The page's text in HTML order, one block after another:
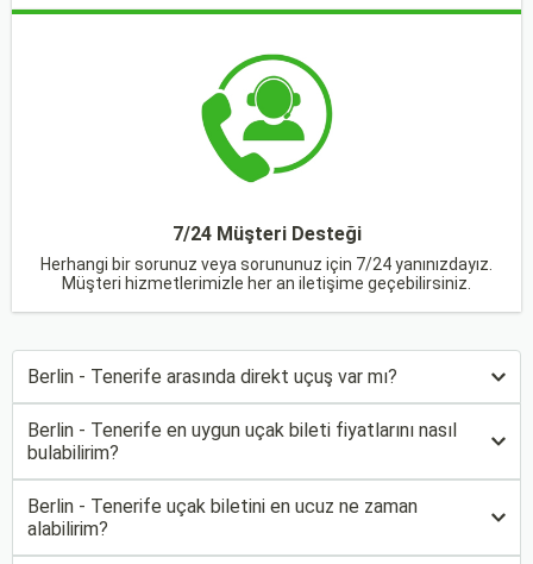
7/24 Müşteri Desteği
Herhangi bir sorunuz veya sorununuz için 7/24 yanınızdayız.
Müşteri hizmetlerimizle her an iletişime geçebilirsiniz.
Berlin - Tenerife arasında direkt uçuş var mı?
Berlin - Tenerife en uygun uçak bileti fiyatlarını nasıl
bulabilirim?
Berlin - Tenerife uçak biletini en ucuz ne zaman
alabilirim?